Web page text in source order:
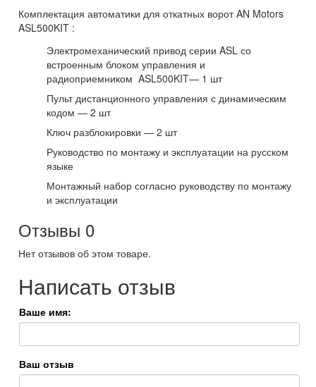
Комплектация автоматики для откатных ворот AN Motors
ASL500KIT :
Электромеханический привод серии ASL со
встроенным блоком управления и
радиоприемником ASL500KIT— 1 шт
Пульт дистанционного управления с динамическим
кодом — 2 шт
Ключ разблокировки — 2 шт
Руководство по монтажу и эксплуатации на русском
языке
Монтажный набор согласно руководству по монтажу
и эксплуатации
Отзывы 0
Нет отзывов об этом товаре.
Написать отзыв
Ваше имя:
Ваш отзыв